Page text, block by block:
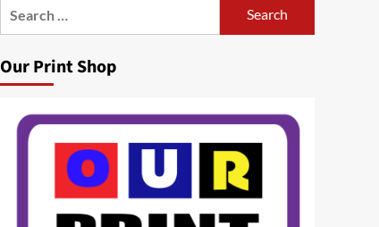
Our Print Shop